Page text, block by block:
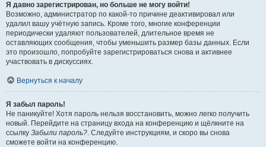
Я давно зарегистрирован, но больше не могу войти!
Возможно, администратор по какой-то причине деактивировал или
удалил вашу учётную запись. Кроме того, многие конференции
периодически удаляют пользователей, длительное время не
оставляющих сообщения, чтобы уменьшить размер базы данных. Если
это произошло, попробуйте зарегистрироваться снова и активнее
участвовать в дискуссиях.
Вернуться к началу
Я забыл пароль!
Не паникуйте! Хотя пароль нельзя восстановить, можно легко получить
новый. Перейдите на страницу входа на конференцию и щёлкните на
ссылку Забыли пароль?. Следуйте инструкциям, и скоро вы снова
сможете войти на конференцию.